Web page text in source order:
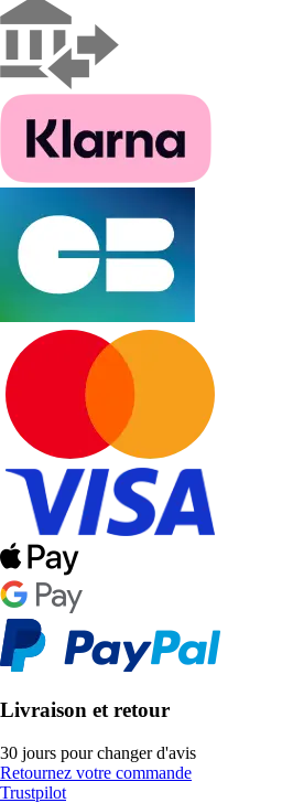
Livraison et retour
30 jours pour changer d'avis
Retournez votre commande
Trustpilot